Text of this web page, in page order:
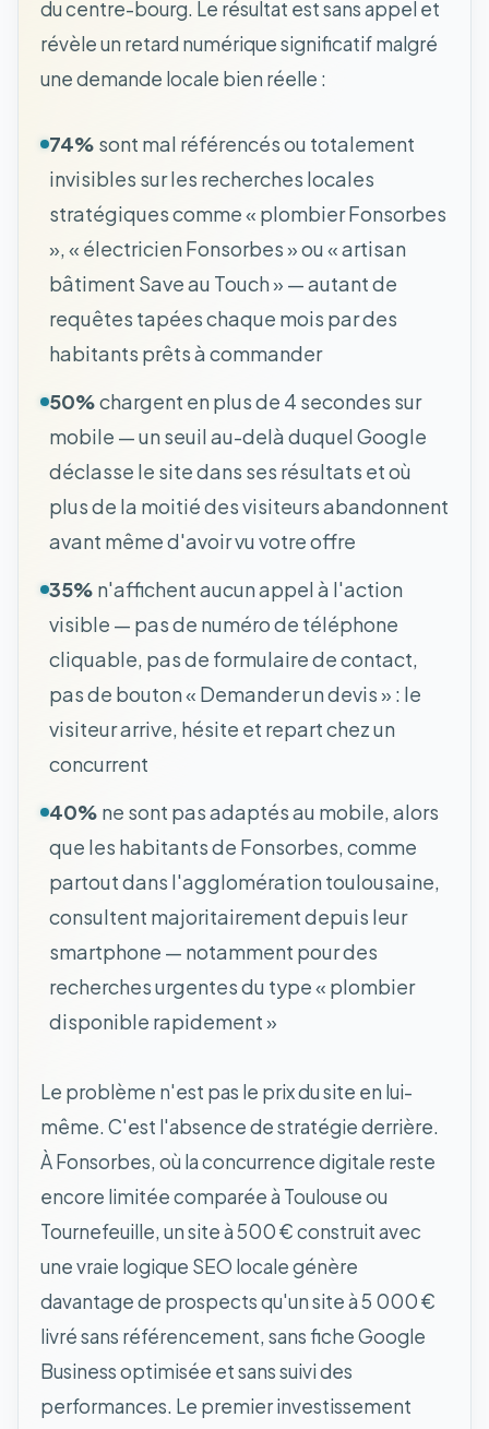
du centre-bourg. Le résultat est sans appel et
révèle un retard numérique significatif malgré
une demande locale bien réelle :
74% sont mal référencés ou totalement
invisibles sur les recherches locales
stratégiques comme « plombier Fonsorbes
», « électricien Fonsorbes » ou « artisan
bâtiment Save au Touch » — autant de
requêtes tapées chaque mois par des
habitants prêts à commander
50%chargent en plus de 4 secondes sur
mobile — un seuil au-delà duquel Google
déclasse le site dans ses résultats et où
plus de la moitié des visiteurs abandonnent
avant même d'avoir vu votre offre
35% n'affichent aucun appel à l'action
visible — pas de numéro de téléphone
cliquable, pas de formulaire de contact,
pas de bouton « Demander un devis » : le
visiteur arrive, hésite et repart chez un
concurrent
40% ne sont pas adaptés au mobile, alors
que les habitants de Fonsorbes, comme
partout dans l'agglomération toulousaine,
consultent majoritairement depuis leur
smartphone — notamment pour des
recherches urgentes du type « plombier
disponible rapidement »
Le problème n'est pas le prix du site en lui-
même. C'est l'absence de stratégie derrière.
À Fonsorbes, où la concurrence digitale reste
encore limitée comparée à Toulouse ou
Tournefeuille, un site à 500 € construit avec
une vraie logique SEO locale génère
davantage de prospects qu'un site à 5 000 €
livré sans référencement, sans fiche Google
Business optimisée et sans suivi des
performances. Le premier investissement